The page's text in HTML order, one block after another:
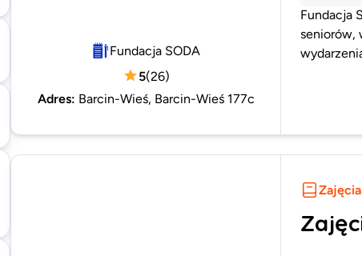
Fundacja SODA
5(26)
Adres: Barcin-Wieś, Barcin-Wieś 177c
Fundacja
seniorów,
Zajęcia